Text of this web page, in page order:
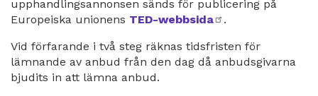
upphandlingsannonsen sänds för publicering på
Europeiska unionens TED-webbsida
extern
.
Vid förfarande i två steg räknas tidsfristen för
lämnande av anbud från den dag då anbudsgivarna
bjudits in att lämna anbud.